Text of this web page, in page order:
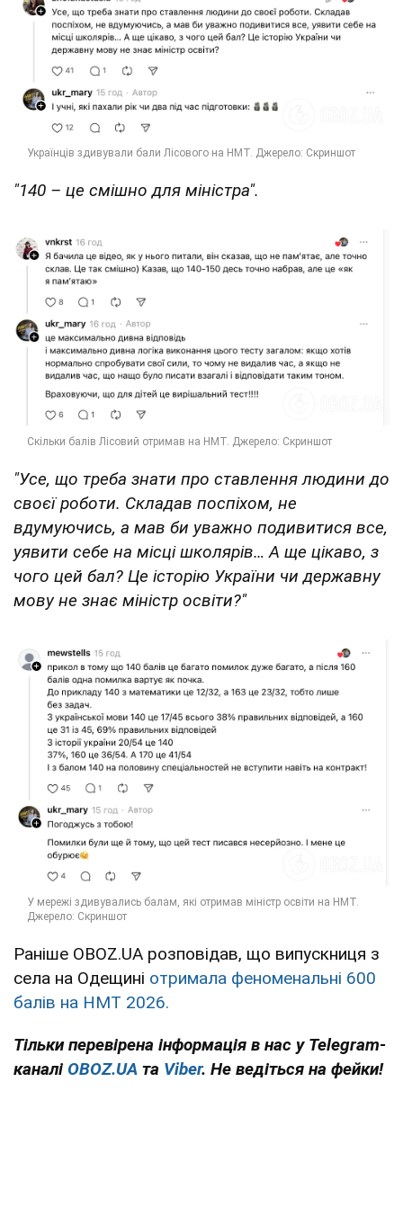
"140 – це смішно для міністра".
"Усе, що треба знати про ставлення людини до
своєї роботи. Складав поспіхом, не
вдумуючись, а мав би уважно подивитися все,
уявити себе на місці школярів… А ще цікаво, з
чого цей бал? Це історію України чи державну
мову не знає міністр освіти?"
Раніше OBOZ.UA розповідав, що випускниця з
села на Одещині отримала феноменальні 600
балів на НМТ 2026.
Тільки перевірена інформація в нас у Telegram-
каналі OBOZ.UA та Viber. Не ведіться на фейки!